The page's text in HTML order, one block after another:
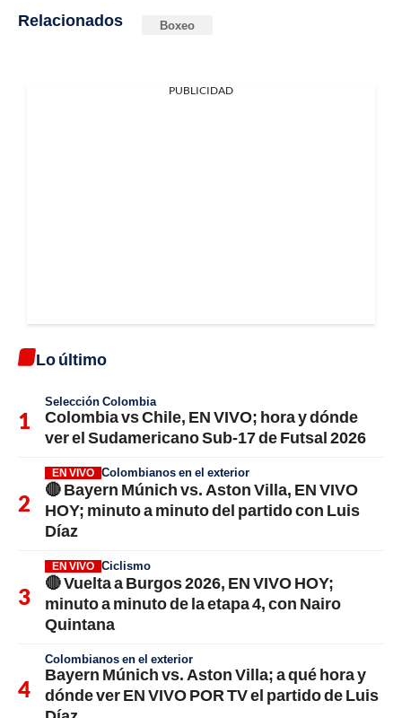
Relacionados Boxeo
PUBLICIDAD
Lo último
Selección Colombia
Colombia vs Chile, EN VIVO; hora y dónde
ver el Sudamericano Sub-17 de Futsal 2026
EN VIVO Colombianos en el exterior
🔴 Bayern Múnich vs. Aston Villa, EN VIVO
HOY; minuto a minuto del partido con Luis
Díaz
EN VIVO Ciclismo
🔴 Vuelta a Burgos 2026, EN VIVO HOY;
minuto a minuto de la etapa 4, con Nairo
Quintana
Colombianos en el exterior
Bayern Múnich vs. Aston Villa; a qué hora y
dónde ver EN VIVO POR TV el partido de Luis